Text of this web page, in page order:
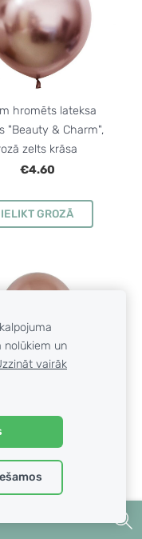
hromēts lateksa
"Beauty & Charm",
zelts krāsa
€4.60
IELIKT GROZĀ
zelta krāsa - 1 gb.
nolūkiem un
vairāk